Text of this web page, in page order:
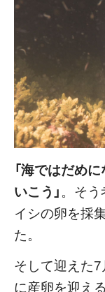
「海ではだめ
いこう」。そ
イシの卵を採
た。
そして迎えた
に産卵を迎え